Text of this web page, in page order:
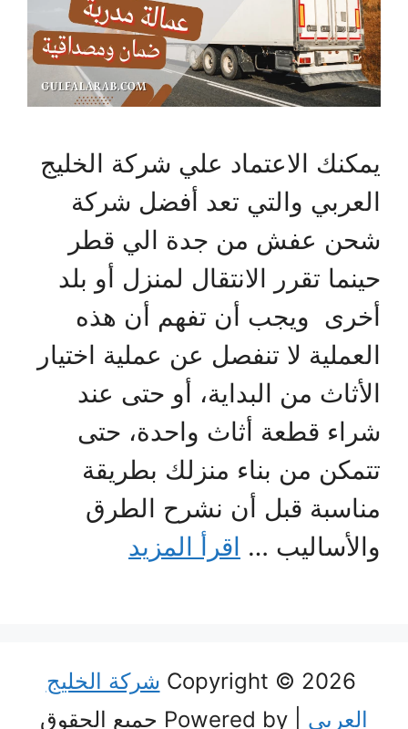
يمكنك الاعتماد علي شركة الخليج
العربي والتي تعد أفضل شركة
شحن عفش من جدة الي قطر
حينما تقرر الانتقال لمنزل أو بلد
أخرى ويجب أن تفهم أن هذه
العملية لا تنفصل عن عملية اختيار
الأثاث من البداية، أو حتى عند
شراء قطعة أثاث واحدة، حتى
تتمكن من بناء منزلك بطريقة
مناسبة قبل أن نشرح الطرق
والأساليب … اقرأ المزيد
شركة الخليج
العربي
| Powered by جميع الحقوق